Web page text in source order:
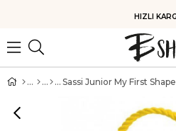
HIZLI
Sassi Junior My First